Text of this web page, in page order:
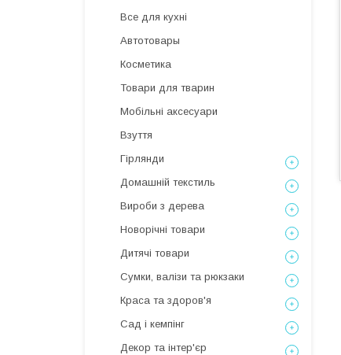
Все для кухні
Автотовары
Косметика
Товари для тварин
Мобільні аксесуари
Взуття
Гірлянди
Домашній текстиль
Вироби з дерева
Новорічні товари
Дитячі товари
Сумки, валізи та рюкзаки
Краса та здоров'я
Сад і кемпінг
Декор та інтер'єр